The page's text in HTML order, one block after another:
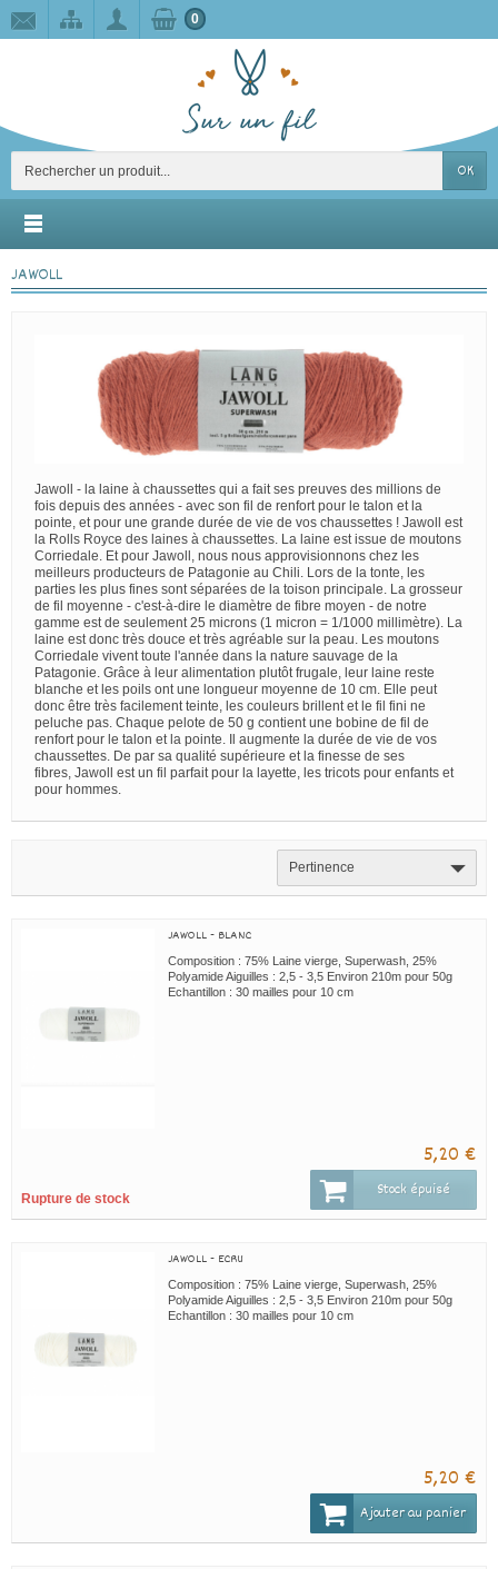
OK
0
JAWOLL
Jawoll - la laine à chaussettes qui a fait ses preuves des millions de
fois depuis des années - avec son fil de renfort pour le talon et la
pointe, et pour une grande durée de vie de vos chaussettes ! Jawoll est
la Rolls Royce des laines à chaussettes. La laine est issue de moutons
Corriedale. Et pour Jawoll, nous nous approvisionnons chez les
meilleurs producteurs de Patagonie au Chili. Lors de la tonte, les
parties les plus fines sont séparées de la toison principale. La grosseur
de fil moyenne - c'est-à-dire le diamètre de fibre moyen - de notre
gamme est de seulement 25 microns (1 micron = 1/1000 millimètre). La
laine est donc très douce et très agréable sur la peau. Les moutons
Corriedale vivent toute l'année dans la nature sauvage de la
Patagonie. Grâce à leur alimentation plutôt frugale, leur laine reste
blanche et les poils ont une longueur moyenne de 10 cm. Elle peut
donc être très facilement teinte, les couleurs brillent et le fil fini ne
peluche pas. Chaque pelote de 50 g contient une bobine de fil de
renfort pour le talon et la pointe. Il augmente la durée de vie de vos
chaussettes. De par sa qualité supérieure et la finesse de ses
fibres, Jawoll est un fil parfait pour la layette, les tricots pour enfants et
pour hommes.
Pertinence
JAWOLL - BLANC
Composition : 75% Laine vierge, Superwash, 25%
Polyamide Aiguilles : 2,5 - 3,5 Environ 210m pour 50g
Echantillon : 30 mailles pour 10 cm
5,20 €
Rupture de stock Stock épuisé
JAWOLL - ECRU
Composition : 75% Laine vierge, Superwash, 25%
Polyamide Aiguilles : 2,5 - 3,5 Environ 210m pour 50g
Echantillon : 30 mailles pour 10 cm
5,20 €
Ajouter au panier